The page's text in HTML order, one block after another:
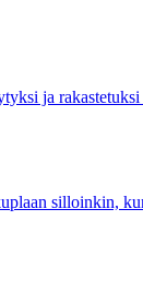
ja
silloinkin,